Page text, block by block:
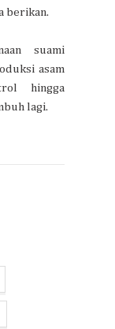
berikan.
suami
asam
hingga
lagi.